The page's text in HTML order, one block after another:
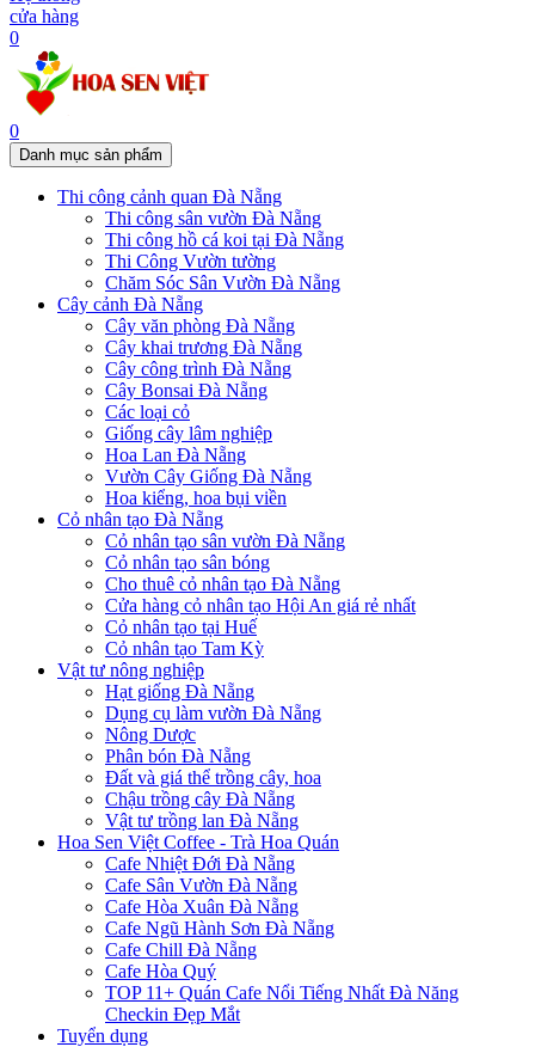
cửa hàng
0
0
Danh mục sản phẩm
Thi công cảnh quan Đà Nẵng
Thi công sân vườn Đà Nẵng
Thi công hồ cá koi tại Đà Nẵng
Thi Công Vườn tường
Chăm Sóc Sân Vườn Đà Nẵng
Cây cảnh Đà Nẵng
Cây văn phòng Đà Nẵng
Cây khai trương Đà Nẵng
Cây công trình Đà Nẵng
Cây Bonsai Đà Nẵng
Các loại cỏ
Giống cây lâm nghiệp
Hoa Lan Đà Nẵng
Vườn Cây Giống Đà Nẵng
Hoa kiểng, hoa bụi viền
Cỏ nhân tạo Đà Nẵng
Cỏ nhân tạo sân vườn Đà Nẵng
Cỏ nhân tạo sân bóng
Cho thuê cỏ nhân tạo Đà Nẵng
Cửa hàng cỏ nhân tạo Hội An giá rẻ nhất
Cỏ nhân tạo tại Huế
Cỏ nhân tạo Tam Kỳ
Vật tư nông nghiệp
Hạt giống Đà Nẵng
Dụng cụ làm vườn Đà Nẵng
Nông Dược
Phân bón Đà Nẵng
Đất và giá thể trồng cây, hoa
Chậu trồng cây Đà Nẵng
Vật tư trồng lan Đà Nẵng
Hoa Sen Việt Coffee - Trà Hoa Quán
Cafe Nhiệt Đới Đà Nẵng
Cafe Sân Vườn Đà Nẵng
Cafe Hòa Xuân Đà Nẵng
Cafe Ngũ Hành Sơn Đà Nẵng
Cafe Chill Đà Nẵng
Cafe Hòa Quý
TOP 11+ Quán Cafe Nổi Tiếng Nhất Đà Năng
Checkin Đẹp Mắt
Tuyển dụng